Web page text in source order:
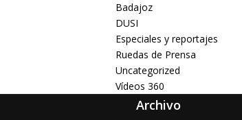
Badajoz
DUSI
Especiales y reportajes
Ruedas de Prensa
Uncategorized
Vídeos 360
Archivo